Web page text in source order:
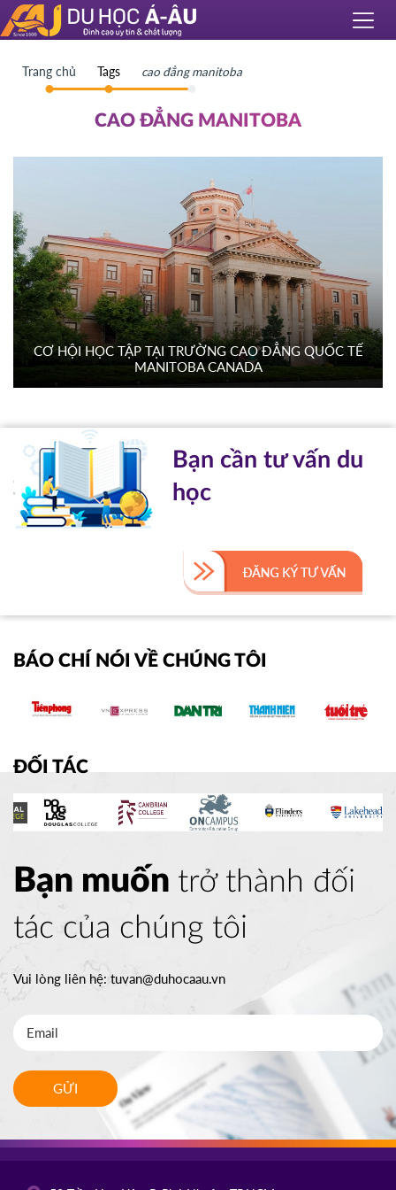
Trang chủ Tags cao đẳng manitoba
CAO ĐẲNG MANITOBA
CƠ HỘI HỌC TẬP TẠI TRƯỜNG CAO ĐẲNG QUỐC TẾ
MANITOBA CANADA
Bạn cần tư vấn du
học
BÁO CHÍ NÓI VỀ CHÚNG TÔI
ĐỐI TÁC
Bạn muốn trở thành đối
tác của chúng tôi
Vui lòng liên hệ:tuvan@duhocaau.vn
GỬI